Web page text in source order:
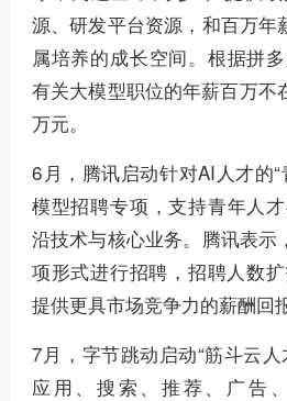
源、研发平台资源，和百万年
属培养的成长空间。根据拼
有关大模型职位的年薪百万不
万元。
6月，腾讯启动针对AI人才的
模型招聘专项，支持青年人
沿技术与核心业务。腾讯表示
项形式进行招聘，招聘人数
提供更具市场竞争力的薪酬回
7月，字节跳动启动“筋斗云
应用、搜索、推荐、广告